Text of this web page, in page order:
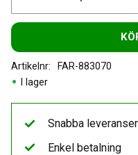
I lager
Artikelnr FAR-883070
Snabba leveranser
Enkel betalning